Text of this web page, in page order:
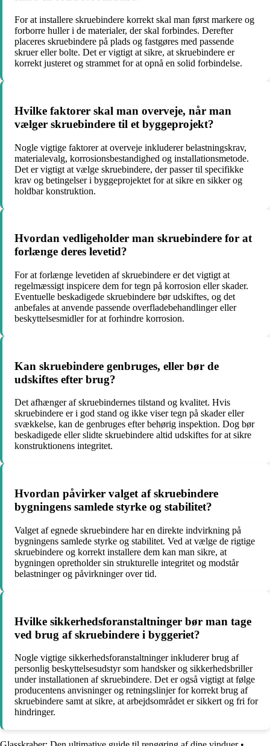
For at installere skruebindere korrekt skal man først markere og
forborre huller i de materialer, der skal forbindes. Derefter
placeres skruebindere på plads og fastgøres med passende
skruer eller bolte. Det er vigtigt at sikre, at skruebindere er
korrekt justeret og strammet for at opnå en solid forbindelse.
Hvilke faktorer skal man overveje, når man
vælger skruebindere til et byggeprojekt?
Nogle vigtige faktorer at overveje inkluderer belastningskrav,
materialevalg, korrosionsbestandighed og installationsmetode.
Det er vigtigt at vælge skruebindere, der passer til specifikke
krav og betingelser i byggeprojektet for at sikre en sikker og
holdbar konstruktion.
Hvordan vedligeholder man skruebindere for at
forlænge deres levetid?
For at forlænge levetiden af skruebindere er det vigtigt at
regelmæssigt inspicere dem for tegn på korrosion eller skader.
Eventuelle beskadigede skruebindere bør udskiftes, og det
anbefales at anvende passende overfladebehandlinger eller
beskyttelsesmidler for at forhindre korrosion.
Kan skruebindere genbruges, eller bør de
udskiftes efter brug?
Det afhænger af skruebindernes tilstand og kvalitet. Hvis
skruebindere er i god stand og ikke viser tegn på skader eller
svækkelse, kan de genbruges efter behørig inspektion. Dog bør
beskadigede eller slidte skruebindere altid udskiftes for at sikre
konstruktionens integritet.
Hvordan påvirker valget af skruebindere
bygningens samlede styrke og stabilitet?
Valget af egnede skruebindere har en direkte indvirkning på
bygningens samlede styrke og stabilitet. Ved at vælge de rigtige
skruebindere og korrekt installere dem kan man sikre, at
bygningen opretholder sin strukturelle integritet og modstår
belastninger og påvirkninger over tid.
Hvilke sikkerhedsforanstaltninger bør man tage
ved brug af skruebindere i byggeriet?
Nogle vigtige sikkerhedsforanstaltninger inkluderer brug af
personlig beskyttelsesudstyr som handsker og sikkerhedsbriller
under installationen af skruebindere. Det er også vigtigt at følge
producentens anvisninger og retningslinjer for korrekt brug af
skruebindere samt at sikre, at arbejdsområdet er sikkert og fri for
hindringer.